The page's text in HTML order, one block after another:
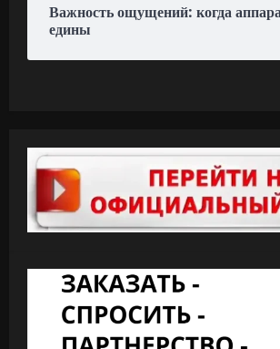
Важность ощущений: когда
едины